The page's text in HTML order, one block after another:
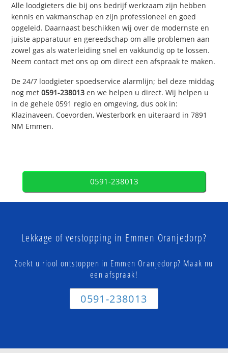
Alle loodgieters die bij ons bedrijf werkzaam zijn hebben
kennis en vakmanschap en zijn professioneel en goed
opgeleid. Daarnaast beschikken wij over de modernste en
juiste apparatuur en gereedschap om alle problemen aan
zowel gas als waterleiding snel en vakkundig op te lossen.
Neem contact met ons op om direct een afspraak te maken.
De 24/7 loodgieter spoedservice alarmlijn; bel deze middag
nog met0591-238013 en we helpen u direct. Wij helpen u
in de gehele 0591 regio en omgeving, dus ook in:
Klazinaveen, Coevorden, Westerbork en uiteraard in 7891
NM Emmen.
0591-238013
Lekkage of verstopping in Emmen Oranjedorp?
Zoekt u riool ontstoppen in Emmen Oranjedorp? Maak nu
een afspraak!
0591-238013